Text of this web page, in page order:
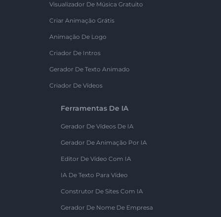
Visualizador De Música Gratuito
Criar Animação Grátis
Animação De Logo
Criador De Intros
Gerador De Texto Animado
Criador De Vídeos
Ferramentas De IA
Gerador De Vídeos De IA
Gerador De Animação Por IA
Editor De Vídeo Com IA
IA De Texto Para Vídeo
Construtor De Sites Com IA
Gerador De Nome De Empresa